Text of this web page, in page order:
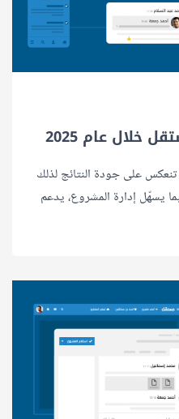
عام 2025
على جودة النتائج لذلك
يسهّل إدارة المشروع، يدعم